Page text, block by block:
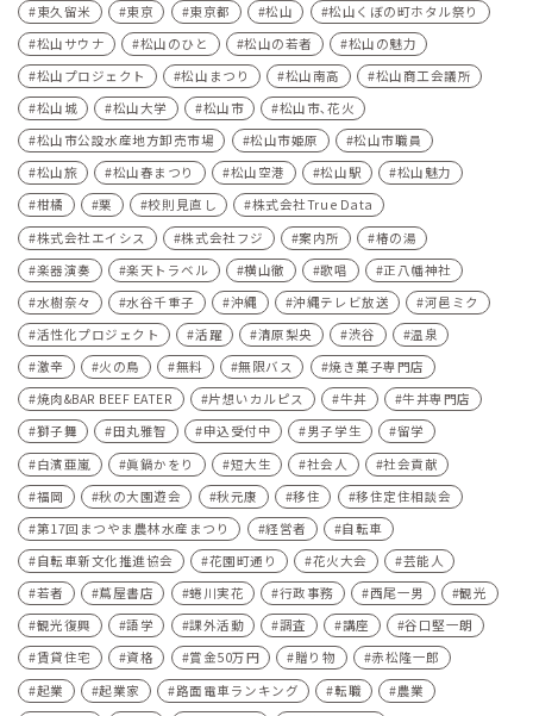
東久留米
東京 東京都 松山
松山くぼの町ホタル祭り
松山サウナ
松山のひと 松山の若者
松山の魅力
松山プロジェクト
松山まつり 松山南高
松山商工会議所
松山城
松山大学 松山市
松山市､花火
松山市公設水産地方卸売市場
松山市姫原
松山市職員
松山旅
松山春まつり 松山空港 松山駅
松山魅力
柑橘
栗 校則見直し
株式会社True Data
株式会社エイシス
株式会社フジ 案内所
椿の湯
楽器演奏
楽天トラベル 横山徹 歌唱
正八幡神社
水樹奈々
水谷千重子 沖縄 沖縄テレビ放送
河⾢ミク
活性化プロジェクト
活躍 清原梨央 渋谷
温泉
激辛
火の鳥 無料 無限バス
焼き菓子専門店
焼肉&BAR BEEF EATER
片想いカルピス 牛丼
牛丼専門店
獅子舞
田丸雅智 申込受付中 男子学生
留学
白濱亜嵐
眞鍋かをり 短大生 社会人
社会貢献
福岡
秋の大園遊会 秋元康 移住
移住定住相談会
第17回まつやま農林水産まつり
経営者
自転車
自転車新文化推進協会
花園町通り 花火大会
芸能人
若者
蔦屋書店 蜷川実花 行政事務 西尾一男
観光
観光復興
語学 課外活動 調査 講座
谷口堅一朗
賃貸住宅
資格 賞金50万円 贈り物
赤松隆一郎
起業
起業家 路面電車ランキング 転職
農業